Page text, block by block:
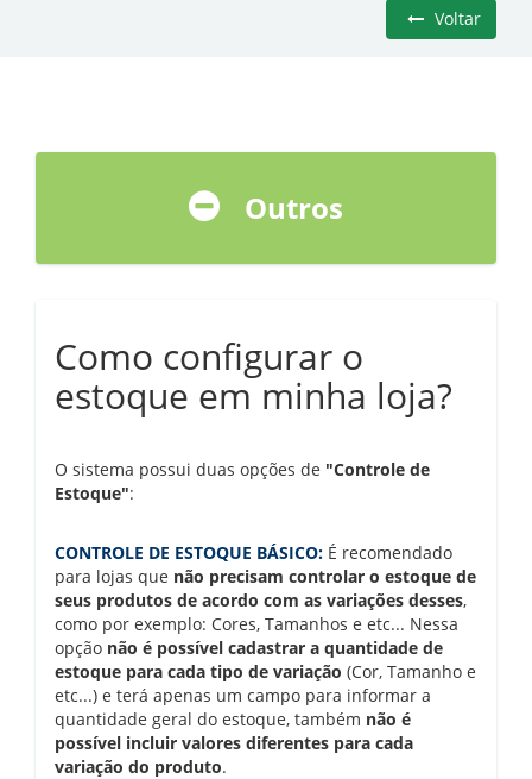
Voltar
Outros
Como configurar o
estoque em minha loja?
O sistema possui duas opções de "Controle de
Estoque":
CONTROLE DE ESTOQUE BÁSICO: É recomendado
para lojas que não precisam controlar o estoque de
seus produtos de acordo com as variações desses,
como por exemplo: Cores, Tamanhos e etc... Nessa
opção não é possível cadastrar a quantidade de
estoque para cada tipo de variação (Cor, Tamanho e
etc...) e terá apenas um campo para informar a
quantidade geral do estoque, também não é
possível incluir valores diferentes para cada
variação do produto.